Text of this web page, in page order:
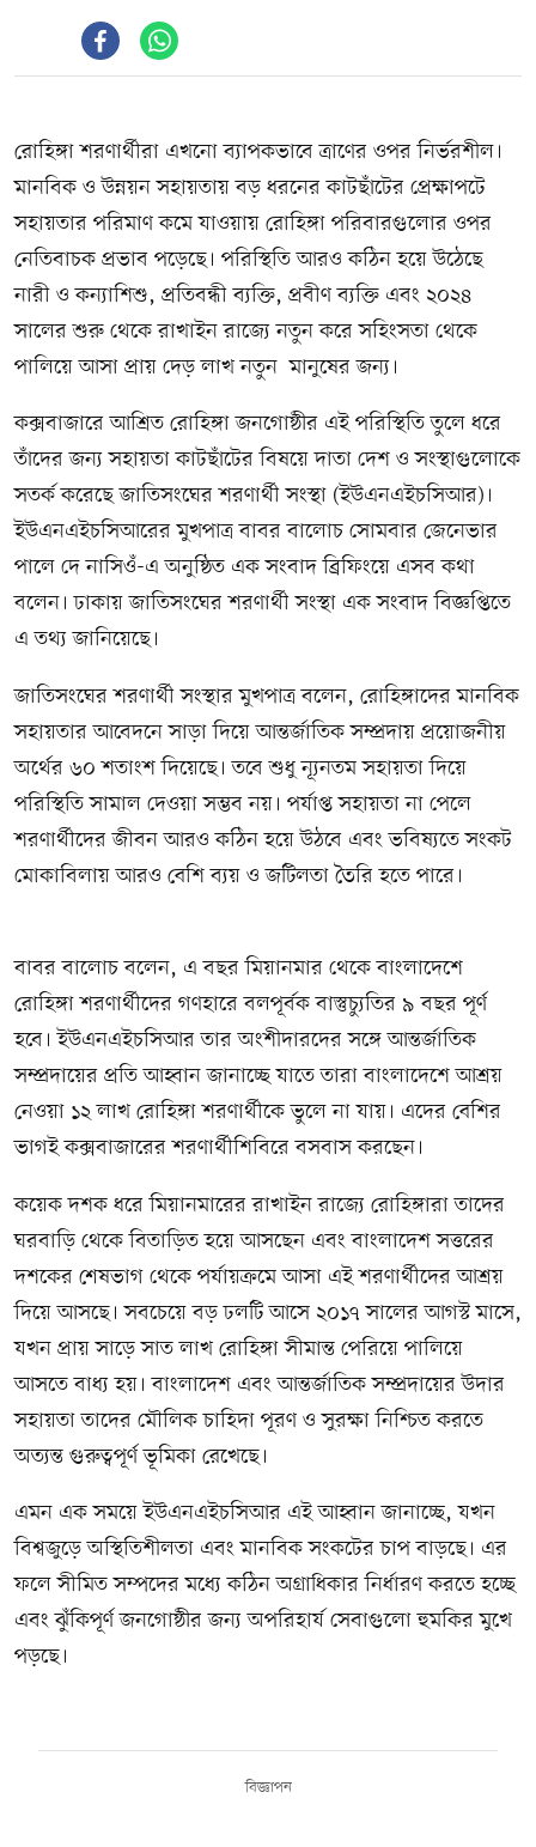
রোহিঙ্গা শরণার্থীরা এখনো ব্যাপকভাবে ত্রাণের ওপর নির্ভরশীল।
মানবিক ও উন্নয়ন সহায়তায় বড় ধরনের কাটছাঁটের প্রেক্ষাপটে
সহায়তার পরিমাণ কমে যাওয়ায় রোহিঙ্গা পরিবারগুলোর ওপর
নেতিবাচক প্রভাব পড়েছে। পরিস্থিতি আরও কঠিন হয়ে উঠেছে
নারী ও কন্যাশিশু, প্রতিবন্ধী ব্যক্তি, প্রবীণ ব্যক্তি এবং ২০২৪
সালের শুরু থেকে রাখাইন রাজ্যে নতুন করে সহিংসতা থেকে
পালিয়ে আসা প্রায় দেড় লাখ নতুন মানুষের জন্য।
কক্সবাজারে আশ্রিত রোহিঙ্গা জনগোষ্ঠীর এই পরিস্থিতি তুলে ধরে
তাঁদের জন্য সহায়তা কাটছাঁটের বিষয়ে দাতা দেশ ও সংস্থাগুলোকে
সতর্ক করেছে জাতিসংঘের শরণার্থী সংস্থা (ইউএনএইচসিআর)।
ইউএনএইচসিআরের মুখপাত্র বাবর বালোচ সোমবার জেনেভার
পালে দে নাসিওঁ-এ অনুষ্ঠিত এক সংবাদ ব্রিফিংয়ে এসব কথা
বলেন। ঢাকায় জাতিসংঘের শরণার্থী সংস্থা এক সংবাদ বিজ্ঞপ্তিতে
এ তথ্য জানিয়েছে।
জাতিসংঘের শরণার্থী সংস্থার মুখপাত্র বলেন, রোহিঙ্গাদের মানবিক
সহায়তার আবেদনে সাড়া দিয়ে আন্তর্জাতিক সম্প্রদায় প্রয়োজনীয়
অর্থের ৬০ শতাংশ দিয়েছে। তবে শুধু ন্যূনতম সহায়তা দিয়ে
পরিস্থিতি সামাল দেওয়া সম্ভব নয়। পর্যাপ্ত সহায়তা না পেলে
শরণার্থীদের জীবন আরও কঠিন হয়ে উঠবে এবং ভবিষ্যতে সংকট
মোকাবিলায় আরও বেশি ব্যয় ও জটিলতা তৈরি হতে পারে।
বাবর বালোচ বলেন, এ বছর মিয়ানমার থেকে বাংলাদেশে
রোহিঙ্গা শরণার্থীদের গণহারে বলপূর্বক বাস্তুচ্যুতির ৯ বছর পূর্ণ
হবে। ইউএনএইচসিআর তার অংশীদারদের সঙ্গে আন্তর্জাতিক
সম্প্রদায়ের প্রতি আহ্বান জানাচ্ছে যাতে তারা বাংলাদেশে আশ্রয়
নেওয়া ১২ লাখ রোহিঙ্গা শরণার্থীকে ভুলে না যায়। এদের বেশির
ভাগই কক্সবাজারের শরণার্থীশিবিরে বসবাস করছেন।
কয়েক দশক ধরে মিয়ানমারের রাখাইন রাজ্যে রোহিঙ্গারা তাদের
ঘরবাড়ি থেকে বিতাড়িত হয়ে আসছেন এবং বাংলাদেশ সত্তরের
দশকের শেষভাগ থেকে পর্যায়ক্রমে আসা এই শরণার্থীদের আশ্রয়
দিয়ে আসছে। সবচেয়ে বড় ঢলটি আসে ২০১৭ সালের আগস্ট মাসে,
যখন প্রায় সাড়ে সাত লাখ রোহিঙ্গা সীমান্ত পেরিয়ে পালিয়ে
আসতে বাধ্য হয়। বাংলাদেশ এবং আন্তর্জাতিক সম্প্রদায়ের উদার
সহায়তা তাদের মৌলিক চাহিদা পূরণ ও সুরক্ষা নিশ্চিত করতে
অত্যন্ত গুরুত্বপূর্ণ ভূমিকা রেখেছে।
এমন এক সময়ে ইউএনএইচসিআর এই আহ্বান জানাচ্ছে, যখন
বিশ্বজুড়ে অস্থিতিশীলতা এবং মানবিক সংকটের চাপ বাড়ছে। এর
ফলে সীমিত সম্পদের মধ্যে কঠিন অগ্রাধিকার নির্ধারণ করতে হচ্ছে
এবং ঝুঁকিপূর্ণ জনগোষ্ঠীর জন্য অপরিহার্য সেবাগুলো হুমকির মুখে
পড়ছে।
বিজ্ঞাপন